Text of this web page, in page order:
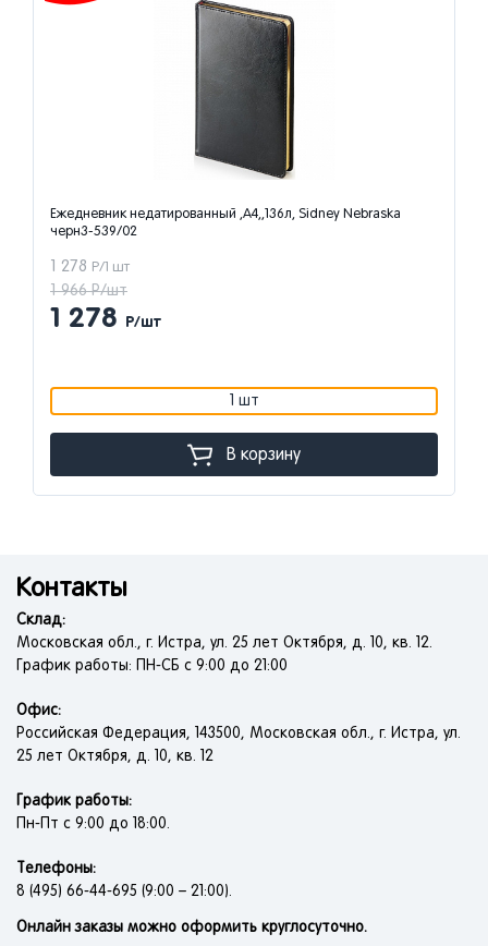
Ежедневник недатированный ,А4,,136л, Sidney Nebraska
черн3-539/02
1 278 Р/1 шт
1 966 Р/шт
1 278 Р/шт
1 шт
В корзину
Контакты
Склад:
Московская обл., г. Истра, ул. 25 лет Октября, д. 10, кв. 12.
График работы: ПН-СБ с 9:00 до 21:00
Офис:
Российская Федерация, 143500, Московская обл., г. Истра, ул.
25 лет Октября, д. 10, кв. 12
График работы:
Пн-Пт с 9:00 до 18:00.
Телефоны:
8 (495) 66-44-695 (9:00 – 21:00).
Онлайн заказы можно оформить круглосуточно.